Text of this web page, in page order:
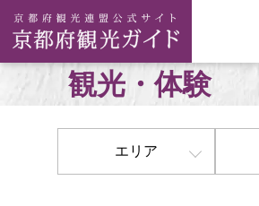
観光・体験
エリア